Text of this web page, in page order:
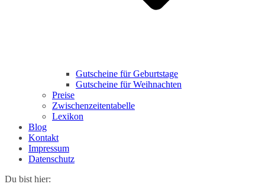
Gutscheine für Geburtstage
Gutscheine für Weihnachten
Preise
Zwischenzeitentabelle
Lexikon
Blog
Kontakt
Impressum
Datenschutz
Du bist hier: